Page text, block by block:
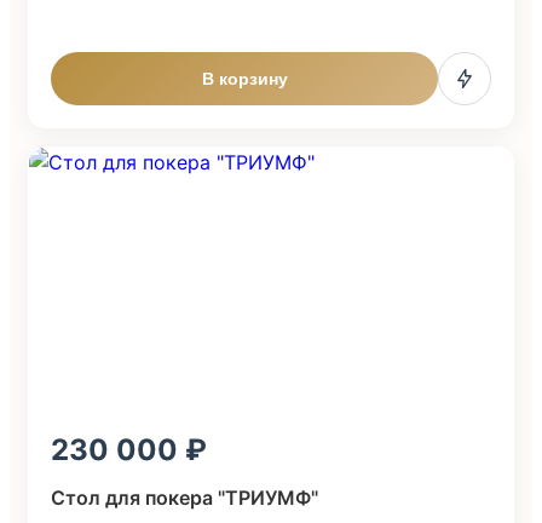
В корзину
230 000
Стол для покера "ТРИУМФ"